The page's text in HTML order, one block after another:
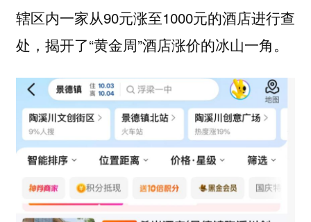
辖区内一家从90元涨至1000元的酒店进行查
处，揭开了“黄金周”酒店涨价的冰山一角。